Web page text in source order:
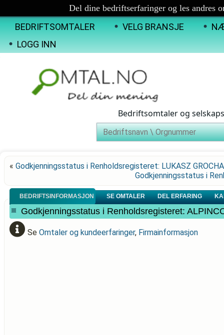
Del dine bedriftserfaringer og les andres
BEDRIFTSOMTALER VELG BRANSJE
LOGG INN
Bedriftsomtaler og
« Godkjenningsstatus i Renholdsregisteret: LUKASZ
Godkjenningsstatus i
BEDRIFTSINFORMASJON SE OMTALER DEL ERFARING
Godkjenningsstatus i Renholdsregisteret:
Se Omtaler og kundeerfaringer, Firmainformasjon